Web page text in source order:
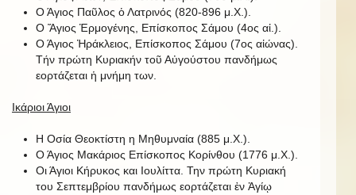
Ο Άγιος Παῦλος ὁ Λατρινός (820-896 μ.Χ.).
Ο Ἅγιος Ἑρμογένης, Επίσκοπος Σάμου (4ος αἰ.).
Ο Άγιος Ἡράκλειος, Επίσκοπος Σάμου (7ος αἰώνας).
Τήν πρώτη Κυριακήν τοῦ Αὐγούστου πανδήμως
εορτάζεται ἡ μνήμη των.
Ικάριοι Άγιοι
Η Οσία Θεοκτίστη η Μηθυμναία (885 μ.Χ.).
Ο Άγιος Μακάριος Επίσκοπος Κορίνθου (1776 μ.Χ.).
Οι Άγιοι Κήρυκος και Ιουλίττα. Την πρώτη Κυριακή
του Σεπτεμβρίου πανδήμως εορτάζεται ἐν Ἁγίῳ